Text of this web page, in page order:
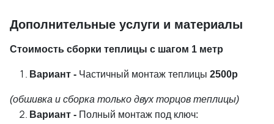
Дополнительные услуги и материалы
Стоимость сборки теплицы с шагом 1 метр
Вариант - Частичный монтаж теплицы 2500р
(обшивка и сборка только двух торцов теплицы)
Вариант - Полный монтаж под ключ: